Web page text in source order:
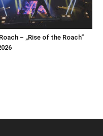
– „Rise of the Roach“